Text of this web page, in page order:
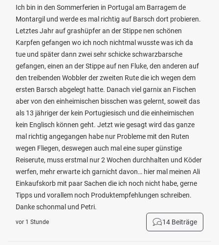
Ich bin in den Sommerferien in Portugal am Barragem de
Montargil und werde es mal richtig auf Barsch dort probieren.
Letztes Jahr auf grashüpfer an der Stippe nen schönen
Karpfen gefangen wo ich noch nichtmal wusste was ich da
tue und später dann zwei sehr schicke schwarzbarsche
gefangen, einen an der Stippe auf nen Fluke, den anderen auf
den treibenden Wobbler der zweiten Rute die ich wegen dem
ersten Barsch abgelegt hatte. Danach viel garnix an Fischen
aber von den einheimischen bisschen was gelernt, soweit das
als 13 jähriger der kein Portugiesisch und die einheimischen
kein Englisch können geht. Jetzt wie gesagt wird das ganze
mal richtig angegangen habe nur Probleme mit den Ruten
wegen Fliegen, deswegen auch mal eine super günstige
Reiserute, muss erstmal nur 2 Wochen durchhalten und Köder
werfen, mehr erwarte ich garnicht davon… hier mal meinen Ali
Einkaufskorb mit paar Sachen die ich noch nicht habe, gerne
Tipps und vorallem noch Produktempfehlungen schreiben.
Danke schonmal und Petri.
vor 1 Stunde 14 Beiträge